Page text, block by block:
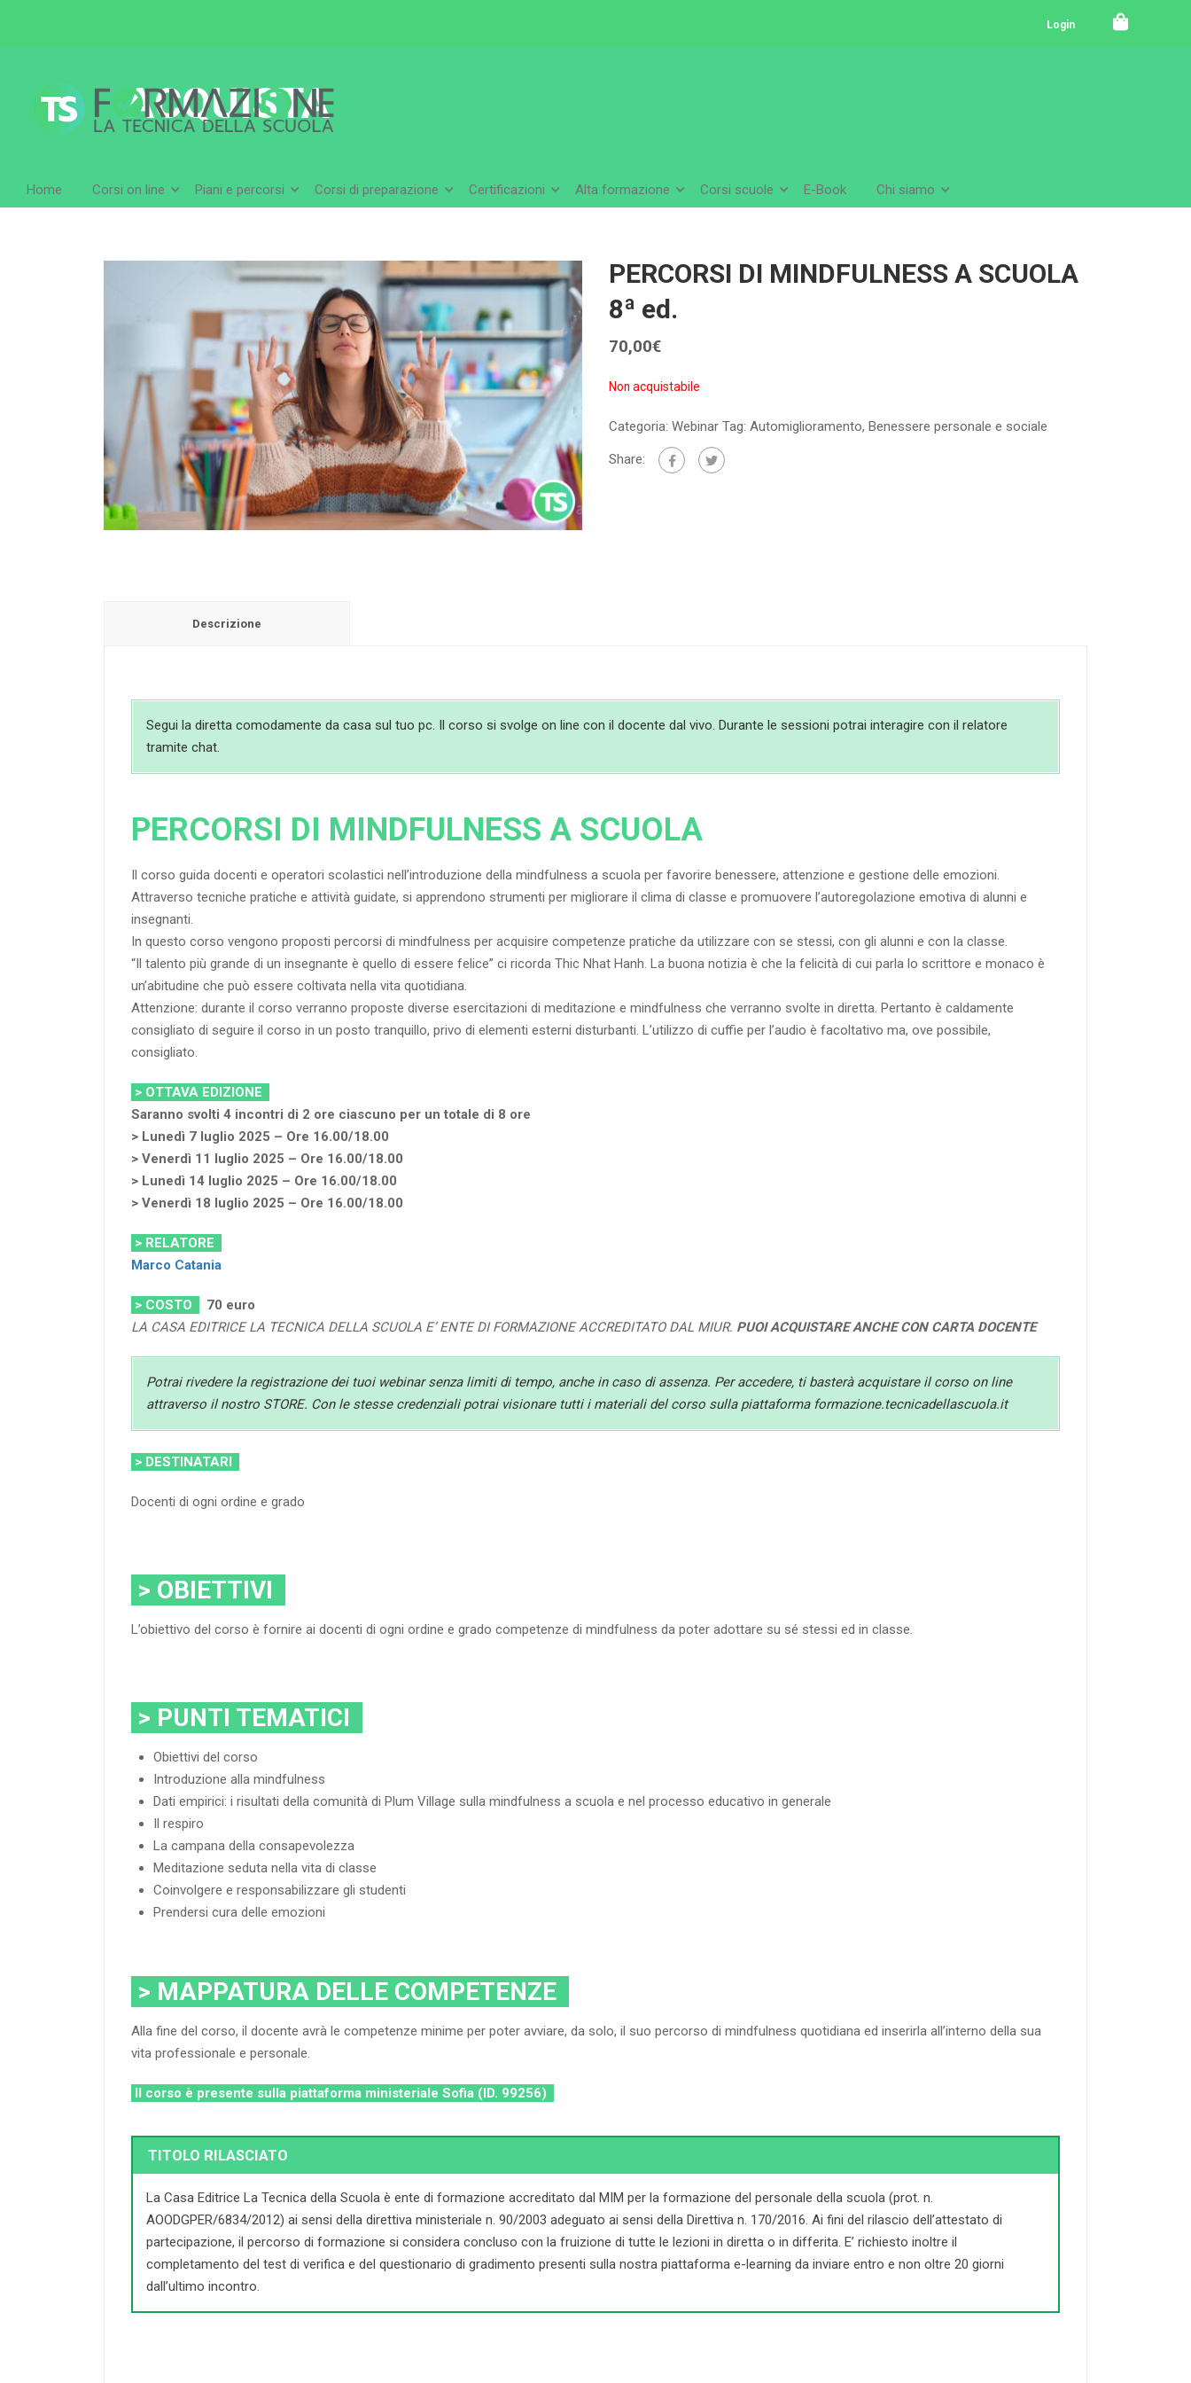
Login
Home Corsi on line Piani e percorsi Corsi di preparazione Certificazioni Alta formazione Corsi scuole E-Book Chi siamo
ACQUISTA
PERCORSI DI MINDFULNESS A SCUOLA
8ª ed.
70,00€
Non acquistabile
Categoria: Webinar Tag: Automiglioramento, Benessere personale e sociale
Share:
Descrizione
Segui la diretta comodamente da casa sul tuo pc. Il corso si svolge on line con il docente dal vivo. Durante le sessioni potrai interagire con il relatore
tramite chat.
PERCORSI DI MINDFULNESS A SCUOLA
Il corso guida docenti e operatori scolastici nell’introduzione della mindfulness a scuola per favorire benessere, attenzione e gestione delle emozioni.
Attraverso tecniche pratiche e attività guidate, si apprendono strumenti per migliorare il clima di classe e promuovere l’autoregolazione emotiva di alunni e
insegnanti.
In questo corso vengono proposti percorsi di mindfulness per acquisire competenze pratiche da utilizzare con se stessi, con gli alunni e con la classe.
“Il talento più grande di un insegnante è quello di essere felice” ci ricorda Thic Nhat Hanh. La buona notizia è che la felicità di cui parla lo scrittore e monaco è
un’abitudine che può essere coltivata nella vita quotidiana.
Attenzione: durante il corso verranno proposte diverse esercitazioni di meditazione e mindfulness che verranno svolte in diretta. Pertanto è caldamente
consigliato di seguire il corso in un posto tranquillo, privo di elementi esterni disturbanti. L’utilizzo di cuffie per l’audio è facoltativo ma, ove possibile,
consigliato.
> OTTAVA EDIZIONE
Saranno svolti 4 incontri di 2 ore ciascuno per un totale di 8 ore
> Lunedì 7 luglio 2025 – Ore 16.00/18.00
> Venerdì 11 luglio 2025 – Ore 16.00/18.00
> Lunedì 14 luglio 2025 – Ore 16.00/18.00
> Venerdì 18 luglio 2025 – Ore 16.00/18.00
> RELATORE
Marco Catania
> COSTO 70 euro
LA CASA EDITRICE LA TECNICA DELLA SCUOLA E’ ENTE DI FORMAZIONE ACCREDITATO DAL MIUR. PUOI ACQUISTARE ANCHE CON CARTA DOCENTE
Potrai rivedere la registrazione dei tuoi webinar senza limiti di tempo, anche in caso di assenza. Per accedere, ti basterà acquistare il corso on line
attraverso il nostro STORE. Con le stesse credenziali potrai visionare tutti i materiali del corso sulla piattaforma formazione.tecnicadellascuola.it
> DESTINATARI
Docenti di ogni ordine e grado
> OBIETTIVI
L’obiettivo del corso è fornire ai docenti di ogni ordine e grado competenze di mindfulness da poter adottare su sé stessi ed in classe.
> PUNTI TEMATICI
Obiettivi del corso
Introduzione alla mindfulness
Dati empirici: i risultati della comunità di Plum Village sulla mindfulness a scuola e nel processo educativo in generale
Il respiro
La campana della consapevolezza
Meditazione seduta nella vita di classe
Coinvolgere e responsabilizzare gli studenti
Prendersi cura delle emozioni
> MAPPATURA DELLE COMPETENZE
Alla fine del corso, il docente avrà le competenze minime per poter avviare, da solo, il suo percorso di mindfulness quotidiana ed inserirla all’interno della sua
vita professionale e personale.
Il corso è presente sulla piattaforma ministeriale Sofia (ID. 99256)
TITOLO RILASCIATO
La Casa Editrice La Tecnica della Scuola è ente di formazione accreditato dal MIM per la formazione del personale della scuola (prot. n.
AOODGPER/6834/2012) ai sensi della direttiva ministeriale n. 90/2003 adeguato ai sensi della Direttiva n. 170/2016. Ai fini del rilascio dell’attestato di
partecipazione, il percorso di formazione si considera concluso con la fruizione di tutte le lezioni in diretta o in differita. E’ richiesto inoltre il
completamento del test di verifica e del questionario di gradimento presenti sulla nostra piattaforma e-learning da inviare entro e non oltre 20 giorni
dall’ultimo incontro.